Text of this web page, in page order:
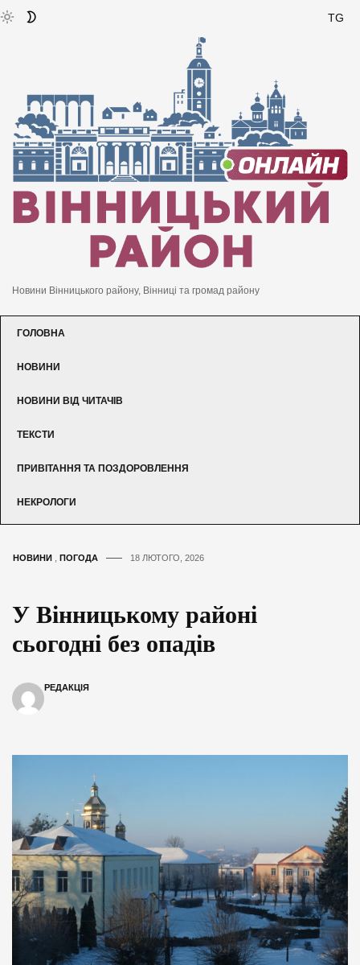
TG
Новини Вінницького району, Вінниці та громад району
ГОЛОВНА
НОВИНИ
НОВИНИ ВІД ЧИТАЧІВ
ТЕКСТИ
ПРИВІТАННЯ ТА ПОЗДОРОВЛЕННЯ
НЕКРОЛОГИ
НОВИНИ ПОГОДА 18 ЛЮТОГО, 2026
У Вінницькому районі
сьогодні без опадів
РЕДАКЦІЯ